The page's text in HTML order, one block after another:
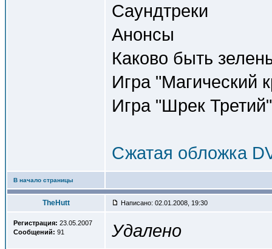
Саундтреки
Анонсы
Каково быть
Игра "Магический
Игра "Шрек
Сжатая обложка
В начало страницы
TheHutt Написано: 02.01.2008, 19:30
Регистрация: 23.05.2007
Сообщений: 91 Удалено